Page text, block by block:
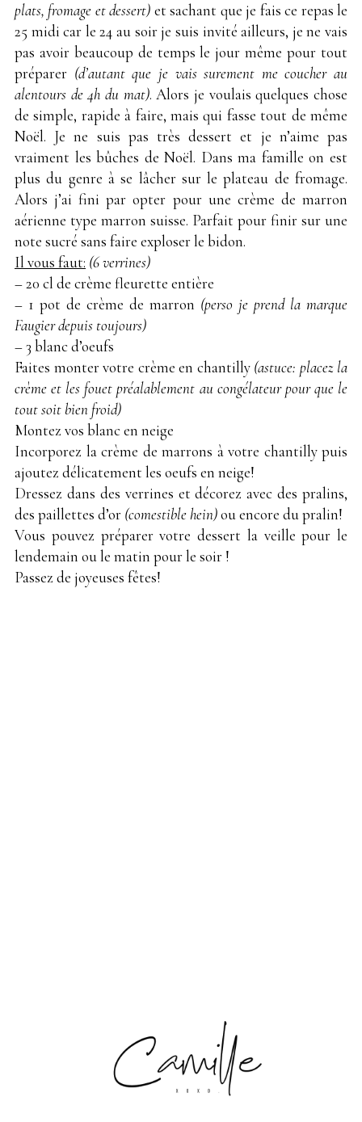
plats, fromage et dessert) et sachant que je fais ce repas le
25 midi car le 24 au soir je suis invité ailleurs, je ne vais
pas avoir beaucoup de temps le jour même pour tout
préparer (d’autant que je vais surement me coucher au
alentours de 4h du mat). Alors je voulais quelques chose
de simple, rapide à faire, mais qui fasse tout de même
Noël. Je ne suis pas très dessert et je n’aime pas
vraiment les bûches de Noël. Dans ma famille on est
plus du genre à se lâcher sur le plateau de fromage.
Alors j’ai fini par opter pour une crème de marron
aérienne type marron suisse. Parfait pour finir sur une
note sucré sans faire exploser le bidon.
Il vous faut: (6 verrines)
– 20 cl de crème fleurette entière
– 1 pot de crème de marron (perso je prend la marque
Faugier depuis toujours)
– 3 blanc d’oeufs
Faites monter votre crème en chantilly (astuce: placez la
crème et les fouet préalablement au congélateur pour que le
tout soit bien froid)
Montez vos blanc en neige
Incorporez la crème de marrons à votre chantilly puis
ajoutez délicatement les oeufs en neige!
Dressez dans des verrines et décorez avec des pralins,
des paillettes d’or (comestible hein)ou encore du pralin!
Vous pouvez préparer votre dessert la veille pour le
lendemain ou le matin pour le soir !
Passez de joyeuses fêtes!